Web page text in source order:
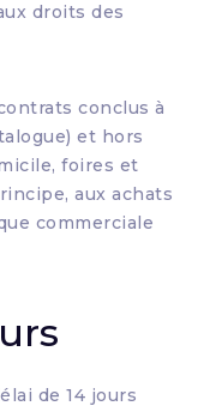
droits des
conclus à
et hors
foires et
aux achats
commerciale
de 14 jours